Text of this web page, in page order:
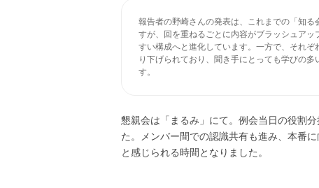
報告者の野崎さんの発表は、これまでの「知る
すが、回を重ねるごとに内容がブラッシュア
すい構成へと進化しています。一方で、それぞ
り下げられており、聞き手にとっても学びの多
懇親会は「まるみ」にて。例会当日の役割
た。メンバー間での認識共有も進み、本番
と感じられる時間となりました。